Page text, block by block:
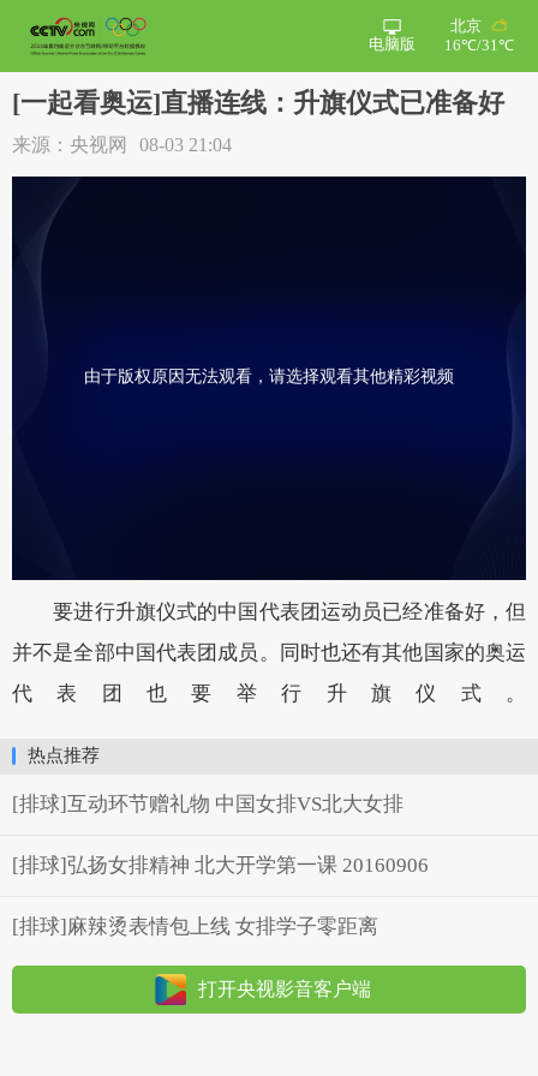
北京
16℃/31℃
电脑版
[一起看奥运]直播连线：升旗仪式已准备好
来源：央视网 08-03 21:04
由于版权原因无法观看，请选择观看其他精彩视频
要进行升旗仪式的中国代表团运动员已经准备好，但
并不是全部中国代表团成员。同时也还有其他国家的奥运
代表团也要举行升旗仪式。
热点推荐
[排球]互动环节赠礼物 中国女排VS北大女排
[排球]弘扬女排精神 北大开学第一课 20160906
[排球]麻辣烫表情包上线 女排学子零距离
打开央视影音客户端